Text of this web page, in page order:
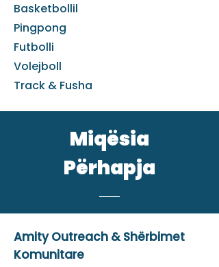
Basketbollil
Pingpong
Futbolli
Volejboll
Track & Fusha
Miqësia
Përhapja
Amity Outreach & Shërbimet
Komunitare